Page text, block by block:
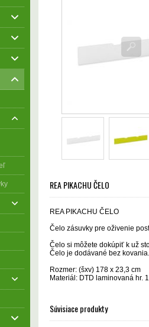
REA PIKACHU ČELO
REA PIKACHU ČELO
Čelo zásuvky pre oživenie
Čelo si môžete dokúpiť k už
Čelo je dodávané bez kovania.
Rozmer: (šxv) 178 x 23,3 cm
Materiál: DTD laminovaná hr.
Súvisiace produkty